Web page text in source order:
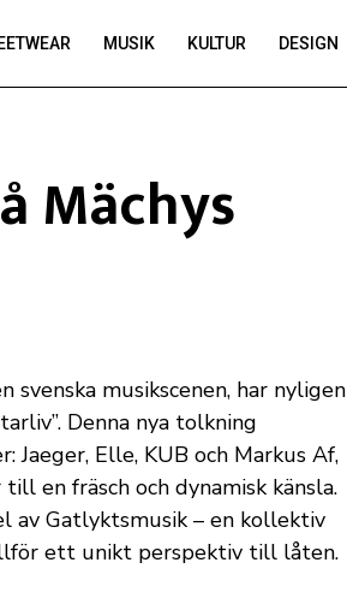
MUSIK KULTUR DESIGN
Mächys
musikscenen, har nyligen
Denna nya tolkning
Jaeger, Elle, KUB och Markus Af,
en fräsch och dynamisk känsla.
av Gatlyktsmusik – en kollektiv
ett unikt perspektiv till låten.